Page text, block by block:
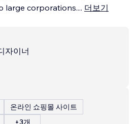
large corporations.... 더보기
자이너
온라인 쇼핑몰 사이트
+3개